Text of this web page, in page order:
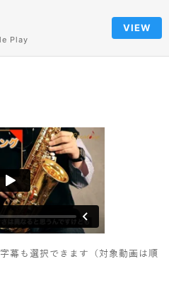
Play
VIEW
幕も選択できます（対象動画は順